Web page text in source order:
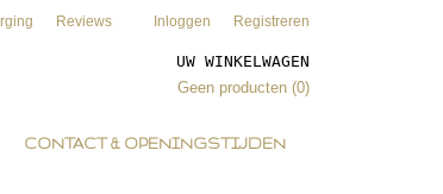
Reviews Inloggen Registreren
UW WINKELWAGEN
Geen producten (0)
CONTACT & OPENINGSTIJDEN